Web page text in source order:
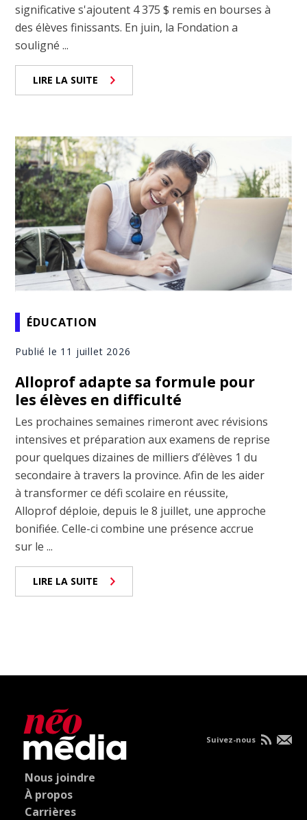
significative s'ajoutent 4 375 $ remis en bourses à
des élèves finissants. En juin, la Fondation a
souligné ...
LIRE LA SUITE
ÉDUCATION
Publié le 11 juillet 2026
Alloprof adapte sa formule pour
les élèves en difficulté
Les prochaines semaines rimeront avec révisions
intensives et préparation aux examens de reprise
pour quelques dizaines de milliers d’élèves 1 du
secondaire à travers la province. Afin de les aider
à transformer ce défi scolaire en réussite,
Alloprof déploie, depuis le 8 juillet, une approche
bonifiée. Celle-ci combine une présence accrue
sur le ...
LIRE LA SUITE
Nous joindre
À propos
Carrières
Suivez-nous